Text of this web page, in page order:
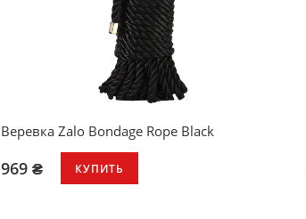
Веревка Zalo Bondage Rope Black
969 ₴ КУПИТЬ